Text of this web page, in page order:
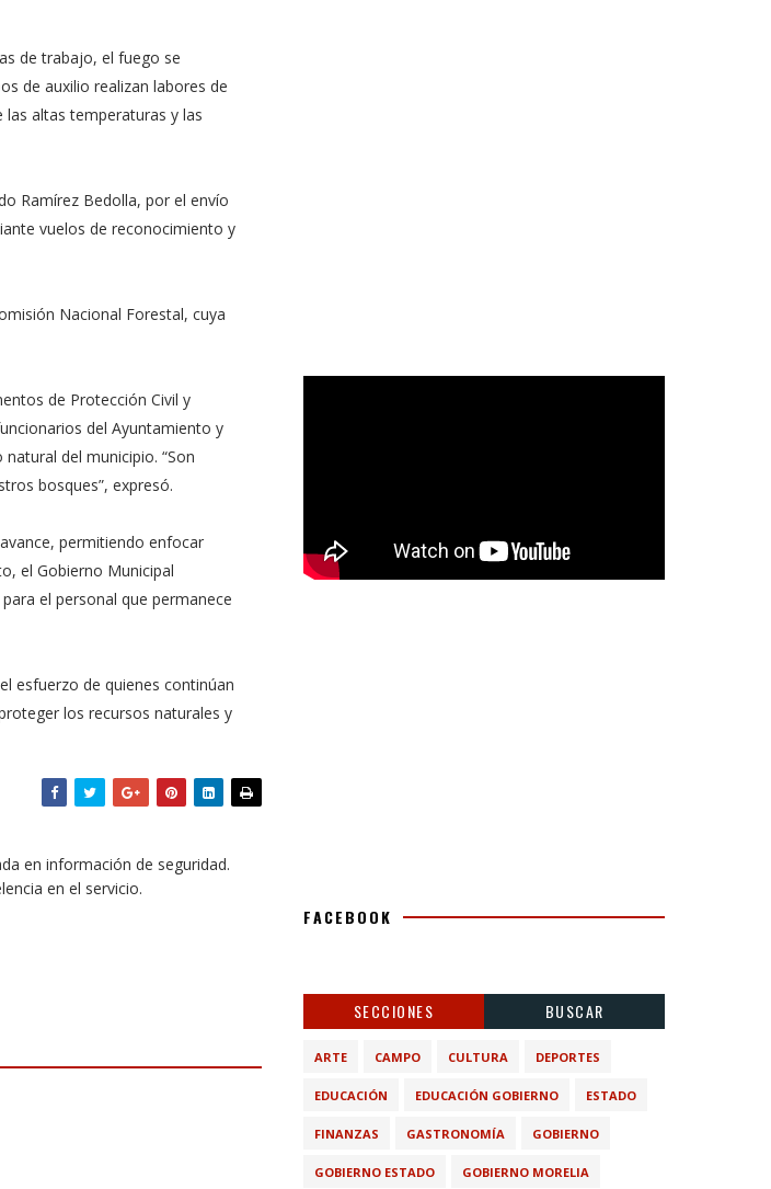
de trabajo, el fuego se
de auxilio realizan labores de
altas temperaturas y las
Ramírez Bedolla, por el envío
vuelos de reconocimiento y
Nacional Forestal, cuya
de Protección Civil y
del Ayuntamiento y
del municipio. “Son
bosques”, expresó.
permitiendo enfocar
el Gobierno Municipal
el personal que permanece
esfuerzo de quienes continúan
los recursos naturales y
en información de seguridad.
en el servicio.
FACEBOOK
SECCIONES BUSCAR
ARTE CAMPO CULTURA DEPORTES
EDUCACIÓN EDUCACIÓN GOBIERNO ESTADO
FINANZAS GASTRONOMÍA GOBIERNO
GOBIERNO ESTADO GOBIERNO MORELIA